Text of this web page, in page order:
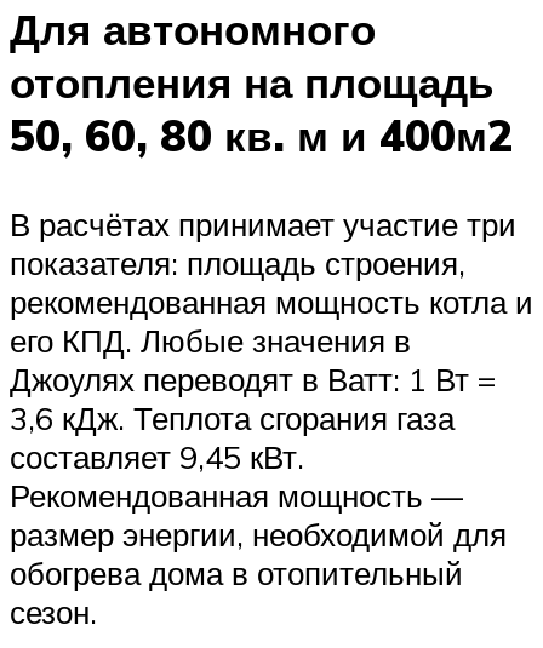
Для автономного
отопления на площадь
50, 60, 80 кв. м и 400м2
В расчётах принимает участие три
показателя: площадь строения,
рекомендованная мощность котла и
его КПД. Любые значения в
Джоулях переводят в Ватт: 1 Вт =
3,6 кДж. Теплота сгорания газа
составляет 9,45 кВт.
Рекомендованная мощность —
размер энергии, необходимой для
обогрева дома в отопительный
сезон.